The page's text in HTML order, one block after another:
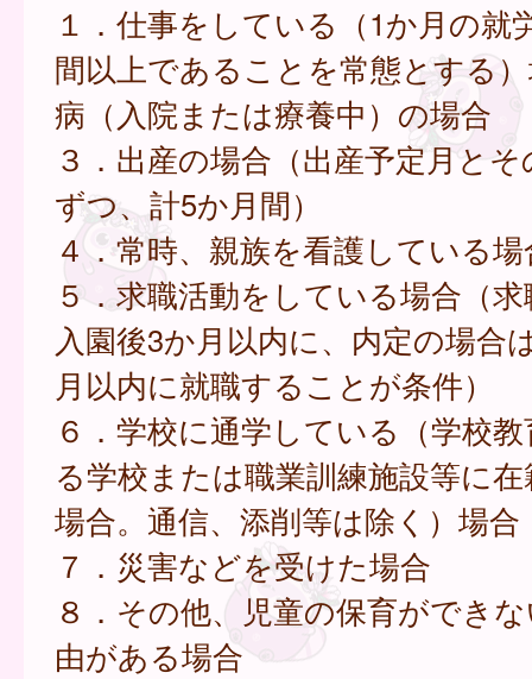
１．仕事をしている（1か月の就
間以上であることを常態とする
病（入院または療養中）の場合
３．出産の場合（出産予定月と
ずつ、計5か月間）
４．常時、親族を看護している場
５．求職活動をしている場合（
入園後3か月以内に、内定の場合
月以内に就職することが条件）
６．学校に通学している（学校
る学校または職業訓練施設等に
場合。通信、添削等は除く）場合
７．災害などを受けた場合
８．その他、児童の保育ができ
由がある場合